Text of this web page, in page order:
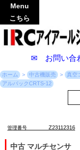
✉ お問い合
Menu
こちら
ホーム 中古機販売 真空
アルバックCRTS-12
管理番号 Z23112316
中古 マルチセンサ